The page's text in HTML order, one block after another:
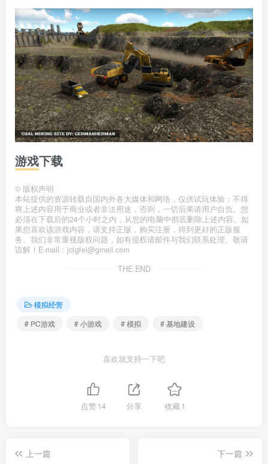
游戏下载
© 版权声明
本站提供的资源转载自国内外各大媒体和网络，仅供试玩体验；不得
将上述内容用于商业或者非法用途，否则，一切后果请用户自负。您
必须在下载后的24个小时之内，从您的电脑中彻底删除上述内容。如
果您喜欢该游戏内容，请支持正版，购买注册，得到更好的正版服
务。我们非常重视版权问题，如有侵权请邮件与我们联系处理。敬请
谅解！E-mail：jctgfei@gmail.com
THE END
模拟经营
# PC游戏
# 小游戏 # 模拟 # 基地建设
喜欢就支持一下吧
点赞14 分享 收藏1
上一篇
下一篇